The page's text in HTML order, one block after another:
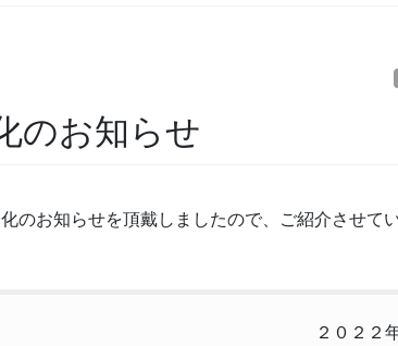
のお知らせ
のお知らせを頂戴しましたので、ご紹介させて
２０２２